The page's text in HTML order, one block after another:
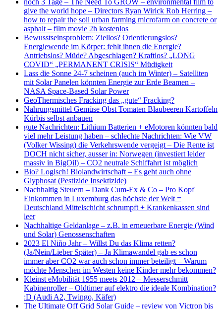
noch 3 Tage – The Need To GROW – environmental film to
give the world hope – Directors Ryan Wirick Rob Herring –
how to repair the soil urban farming microfarm on concrete or
asphalt – film movie 2h kostenlos
Bewusstseinsproblem: Ziellos? Orientierungslos?
Energiewende im Körper: fehlt ihnen die Energie?
Antriebslos? Müde? Abgeschlagen? Kraftlos? „LONG
COVID“ „PERMANENT CRISIS“ Müdigkeit
Lass die Sonne 24-7 scheinen (auch im Winter) – Satelliten
mit Solar Panelen könnten Energie zur Erde Beamen –
NASA Space-Based Solar Power
GeoThermisches Fracking das „gute“ Fracking?
Nahrungsmittel Gemüse Obst Tomaten Blaubeeren Kartoffeln
Kürbis selbst anbauen
gute Nachrichten: Lithium Batterien + eMotoren könnten bald
viel mehr Leistung haben – schlechte Nachrichten: Wie VW
(Volker Wissing) die Verkehrswende vergeigt – Die Rente ist
DOCH nicht sicher, ausser in: Norwegen (investiert leider
massiv in BigOil) – CO2 neutrale Schiffahrt ist möglich
Bio? Logisch! Biolandwirtschaft – Es geht auch ohne
Glyphosat (Pestizide Insektizide)
Nachhaltig Steuern – Dank Cum-Ex & Co – Pro Kopf
Einkommen in Luxemburg das höchste der Welt =
Deutschland Mittelschicht schrumpft + Krankenkassen sind
leer
Nachhaltige Geldanlage – z.B. in erneuerbare Energie (Wind
und Solar) Genossenschaften
2023 El Niño Jahr – Willst Du das Klima retten?
(Ja/Nein/Lieber Später) – Ja Klimawandel gab es schon
immer aber CO2 war auch schon immer beteiligt – Warum
möchte Menschen im Westen keine Kinder mehr bekommen?
Kleinst eMobilität 1955 meets 2012 – Messerschmitt
Kabinenroller – Oldtimer auf elektro die ideale Kombination?
:D (Audi A2, Twingo, Käfer)
The Ultimate Off Grid Solar Guide – review von Victron bis